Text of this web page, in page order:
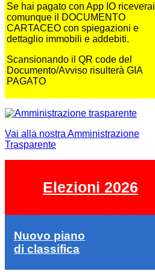
Se hai pagato con App IO riceverai
comunque il DOCUMENTO
CARTACEO con spiegazioni e
dettaglio immobili e addebiti.
Scansionando il QR code del
Documento/Avviso risulterà GIA
PAGATO
Vai alla nostra Amministrazione
Trasparente
Elezioni 2026
Nuovo piano
di classifica